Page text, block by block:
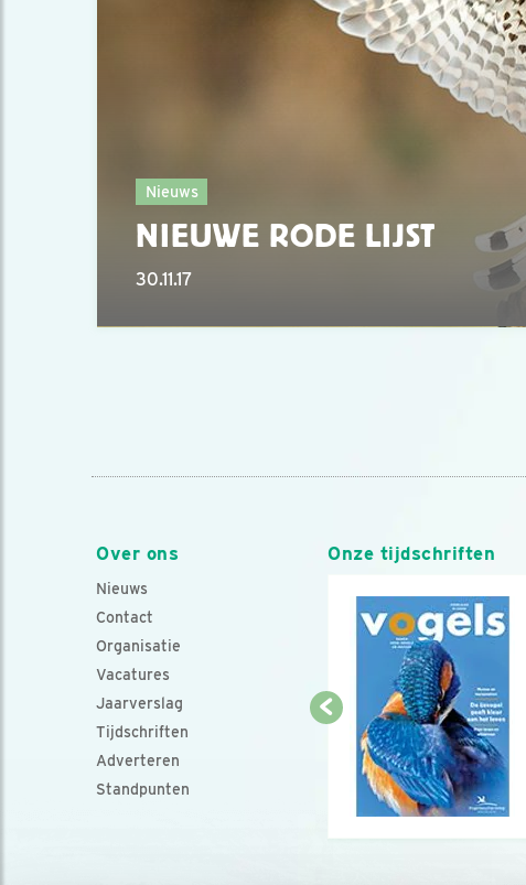
Nieuws
NIEUWE RODE LIJST
30.11.17
Over ons
Nieuws
Contact
Organisatie
Vacatures
Jaarverslag
Tijdschriften
Adverteren
Standpunten
Onze tijdschriften